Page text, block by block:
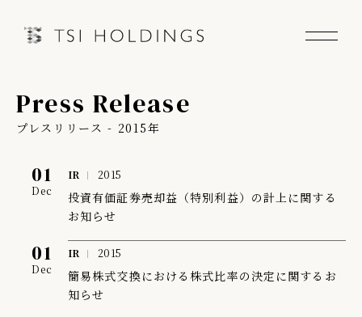
Information
Brand
Brand News
Our Purpose
Sustainability
Press Release
プレスリリース - 2015年
01
Dec
IR 2015
投資有価証券売却益（特別利益）の計上に関する
お知らせ
01
Dec
IR 2015
簡易株式交換における株式比率の決定に関するお
知らせ